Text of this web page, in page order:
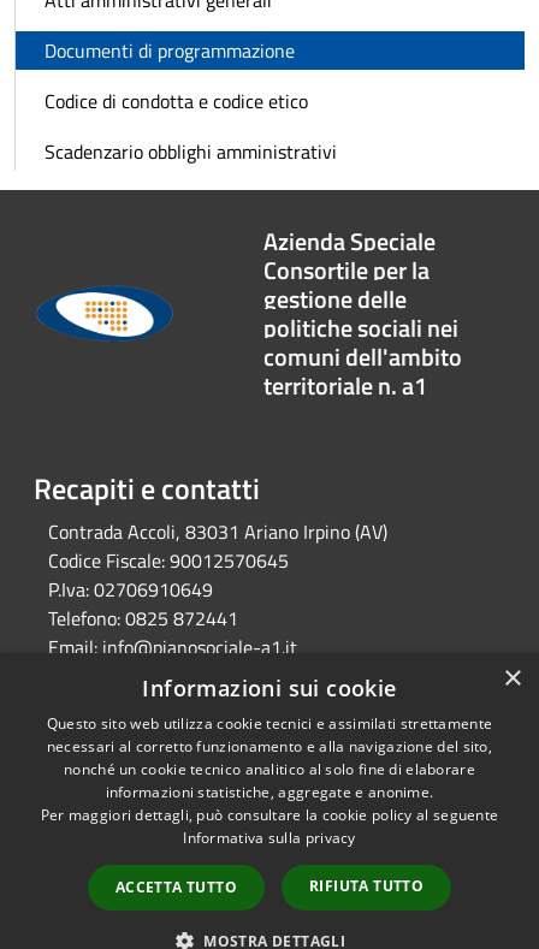
Documenti di programmazione
Codice di condotta e codice etico
Scadenzario obblighi amministrativi
Azienda Speciale
Consortile per la
gestione delle
politiche sociali nei
comuni dell'ambito
territoriale n. a1
Recapiti e contatti
Contrada Accoli, 83031 Ariano Irpino (AV)
Codice Fiscale:90012570645
P.Iva:02706910649
Telefono:0825 872441
Email: info@pianosociale-a1.it
consorzioa1@legalmail.it
Accessibilità
Privacy
Mappa del sito
Copyright © 2026 • Azienda
Speciale Consortile per la
gestione delle politiche sociali
nei comuni dell'ambito
territoriale n. a1 • Powered by
Municipium•Accesso
×
Informazioni sui cookie
Questo sito web utilizza cookie tecnici e assimilati strettamente
necessari al corretto funzionamento e alla navigazione del sito,
nonché un cookie tecnico analitico al solo fine di elaborare
informazioni statistiche, aggregate e anonime.
Per maggiori dettagli, può consultare la cookie policy al seguente
Informativa sulla privacy
ACCETTA TUTTO RIFIUTA TUTTO
MOSTRA DETTAGLI